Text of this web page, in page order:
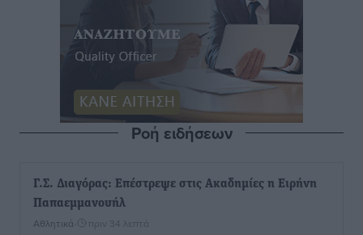
Ροή ειδήσεων
Γ.Σ. Διαγόρας: Επέστρεψε στις Ακαδημίες η Ειρήνη
Παπαεμμανουήλ
Αθλητικά πριν 34 λεπτά